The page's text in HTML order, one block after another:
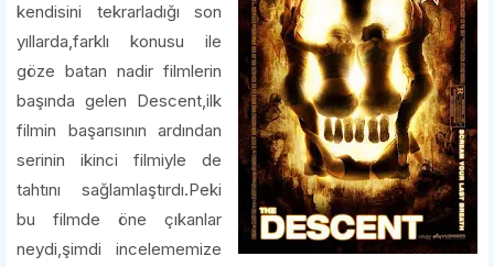
kendisini tekrarladığı son
yıllarda,farklı konusu ile
göze batan nadir filmlerin
başında gelen Descent,ilk
filmin başarısının ardından
serinin ikinci filmiyle de
tahtını sağlamlaştırdı.Peki
bu filmde öne çıkanlar
neydi,şimdi incelememize